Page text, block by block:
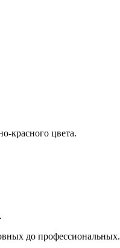
красного цвета.
до профессиональных.